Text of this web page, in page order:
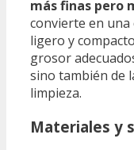
más finas pero
convierte en una
ligero y
grosor
sino también de
limpieza.
Materiales y